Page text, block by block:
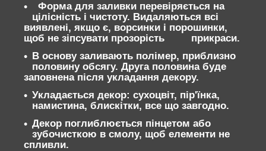
Форма для заливки перевіряється на
цілісність і чистоту. Видаляються всі
виявлені, якщо є, ворсинки і порошинки,
щоб не зіпсувати прозорість прикраси.
В основу заливають полімер, приблизно
половину обсягу. Друга половина буде
заповнена після укладання декору.
Укладається декор: сухоцвіт, пір'їнка,
намистина, блискітки, все що завгодно.
Декор поглиблюється пінцетом або
зубочисткою в смолу, щоб елементи не
спливли.